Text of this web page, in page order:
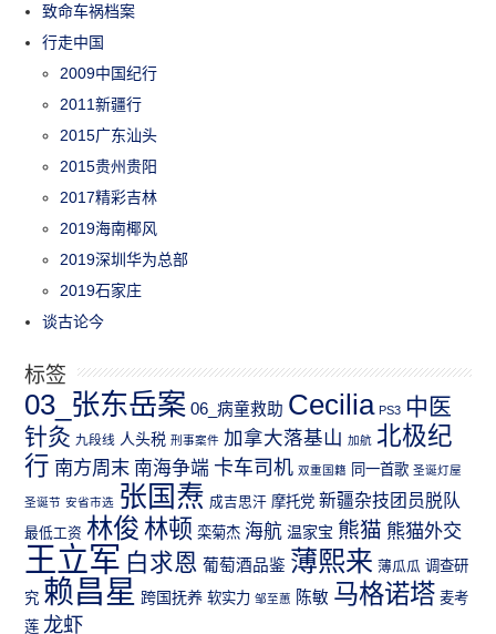
致命车祸档案
行走中国
2009中国纪行
2011新疆行
2015广东汕头
2015贵州贵阳
2017精彩吉林
2019海南椰风
2019深圳华为总部
2019石家庄
谈古论今
标签
03_张东岳案 06_病童救助 Cecilia PS3 中医
针灸 九段线 人头税 刑事案件 加拿大落基山 加航 北极纪
行 南方周末 南海争端 卡车司机 双重国籍 同一首歌 圣诞灯屋
圣诞节 安省市选 张国焘 成吉思汗 摩托党 新疆杂技团员脱队
最低工资 林俊 林顿 栾菊杰 海航 温家宝 熊猫 熊猫外交
王立军 白求恩 葡萄酒品鉴 薄熙来 薄瓜瓜 调查研
究 赖昌星 跨国抚养 软实力 邹至蕙 陈敏 马格诺塔 麦考
莲 龙虾